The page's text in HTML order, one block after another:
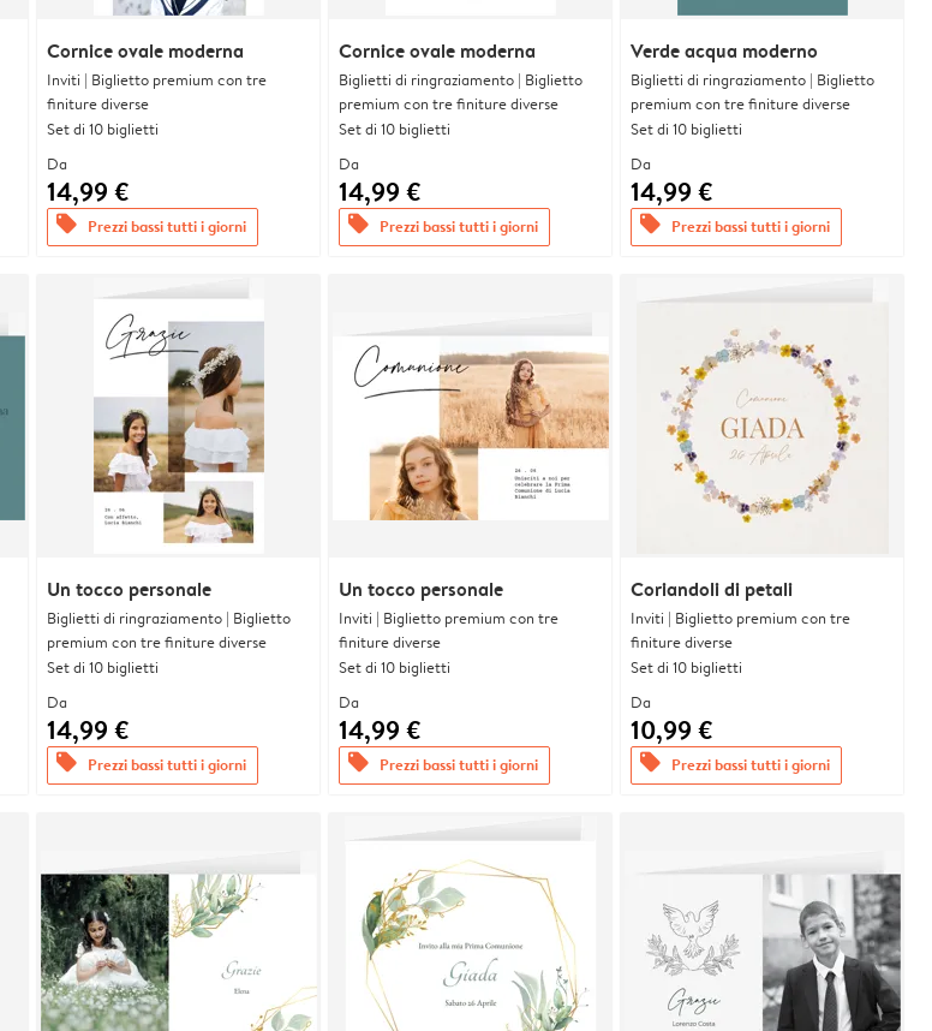
Cornice ovale moderna
Inviti | Biglietto premium con tre
finiture diverse
Set di 10 biglietti
Da
14,99 €
offers Prezzi bassi tutti i giorni
Cornice ovale moderna
Biglietti di ringraziamento | Biglietto
premium con tre finiture diverse
Set di 10 biglietti
Da
14,99 €
offers Prezzi bassi tutti i giorni
Verde acqua moderno
Biglietti di ringraziamento | Biglietto
premium con tre finiture diverse
Set di 10 biglietti
Da
14,99 €
offers Prezzi bassi tutti i giorni
Un tocco personale
Biglietti di ringraziamento | Biglietto
premium con tre finiture diverse
Set di 10 biglietti
Da
14,99 €
offers Prezzi bassi tutti i giorni
Un tocco personale
Inviti | Biglietto premium con tre
finiture diverse
Set di 10 biglietti
Da
14,99 €
offers Prezzi bassi tutti i giorni
Coriandoli di petali
Inviti | Biglietto premium con tre
finiture diverse
Set di 10 biglietti
Da
10,99 €
offers Prezzi bassi tutti i giorni